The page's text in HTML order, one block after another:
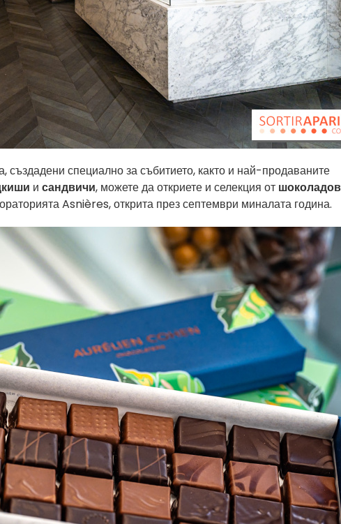
създадени специално за събитието, както и най-продаваните
и сандвичи, можете да откриете и селекция от
Asnières, открита през септември миналата година.